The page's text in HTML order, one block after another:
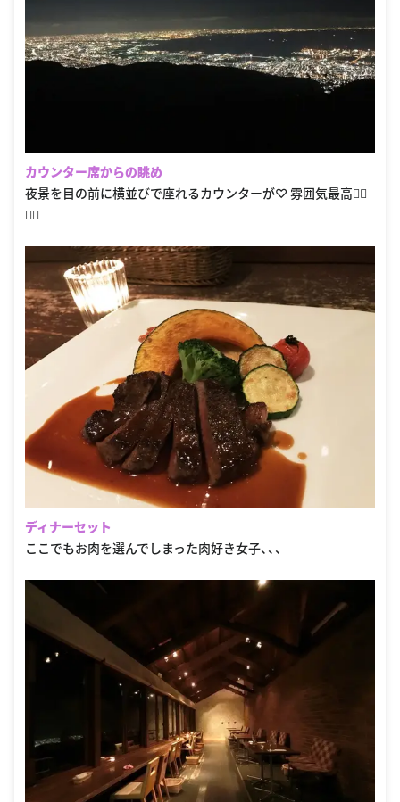
カウンター席からの眺め
夜景を目の前に横並びで座れるカウンターが♡ 雰囲気最高👍🏼
✨✨
ディナーセット
ここでもお肉を選んでしまった肉好き女子、、、